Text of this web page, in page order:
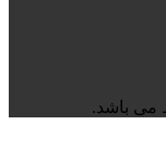
می باشد.